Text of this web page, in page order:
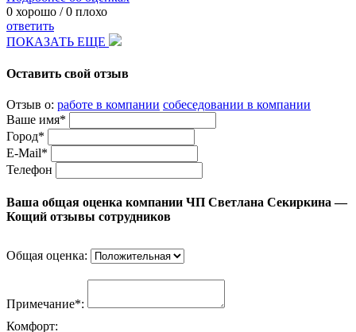
0 хорошо /0 плохо
ответить
ПОКАЗАТЬ ЕЩЕ
Оставить свой отзыв
Отзыв о: работе в компании собеседовании в компании
Ваше имя*
Город*
E-Mail*
Телефон
Ваша общая оценка компании ЧП Светлана Секиркина —
Кощий отзывы сотрудников
Общая оценка:
Примечание*:
Комфорт: